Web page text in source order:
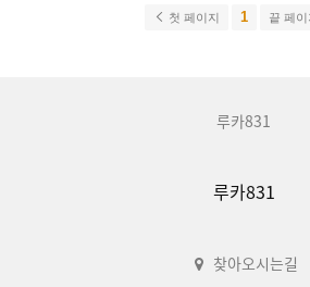
첫 페이지 1 끝 페이
루카831
루카831
찾아오시는길